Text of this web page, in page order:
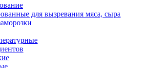
для вызревания мяса, сыра